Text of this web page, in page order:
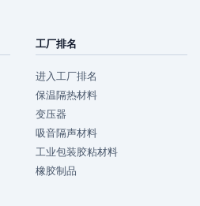
工厂排名
进入工厂排名
保温隔热材料
变压器
吸音隔声材料
工业包装胶粘材料
橡胶制品